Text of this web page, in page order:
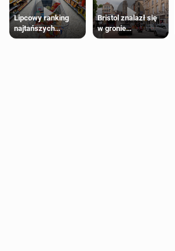
Lipcowy ranking
najtańszych
supermarketów
Bristol znalazł się
w gronie
najlepszych